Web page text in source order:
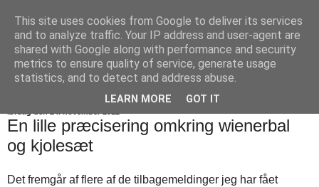
Blommesblog
En lille præcisering omkring wienerbal
og kjolesæt
Det fremgår af flere af de tilbagemeldinger jeg har fået
This site uses cookies from Google to deliver its services
and to analyze traffic. Your IP address and user-agent are
shared with Google along with performance and security
metrics to ensure quality of service, generate usage
statistics, and to detect and address abuse.
LEARN MORE GOT IT